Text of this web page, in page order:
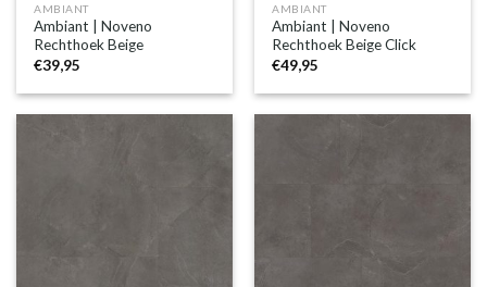
AMBIANT
Ambiant | Noveno
Rechthoek Beige
€39,95
AMBIANT
Ambiant | Noveno
Rechthoek Beige Click
€49,95